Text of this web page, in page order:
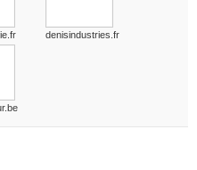
denisindustries.fr